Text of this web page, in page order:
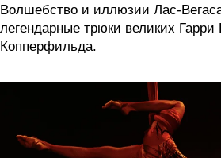
Волшебство и иллюзии Лас-
легендарные трюки великих
Копперфильда.